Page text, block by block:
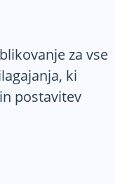
za vse
ki
postavitev